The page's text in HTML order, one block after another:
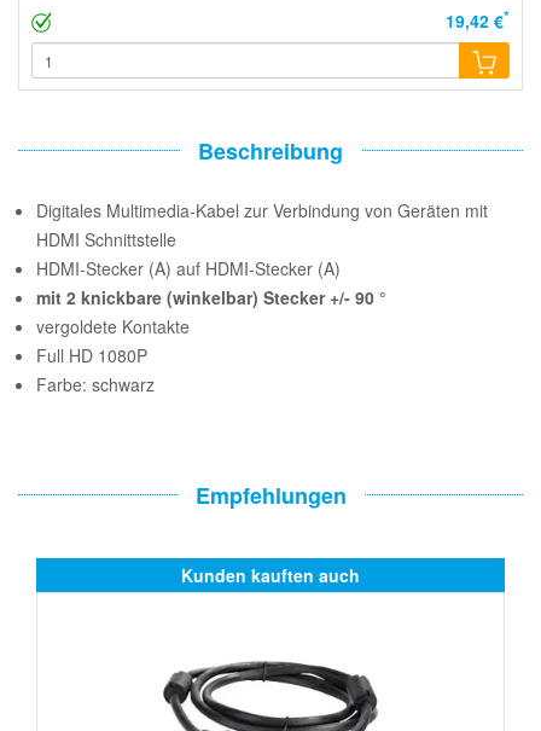
19,42 €*
Beschreibung
Digitales Multimedia-Kabel zur Verbindung von Geräten mit
HDMI Schnittstelle
HDMI-Stecker (A) auf HDMI-Stecker (A)
mit 2 knickbare (winkelbar) Stecker +/- 90 °
vergoldete Kontakte
Full HD 1080P
Farbe: schwarz
Empfehlungen
Kunden kauften auch